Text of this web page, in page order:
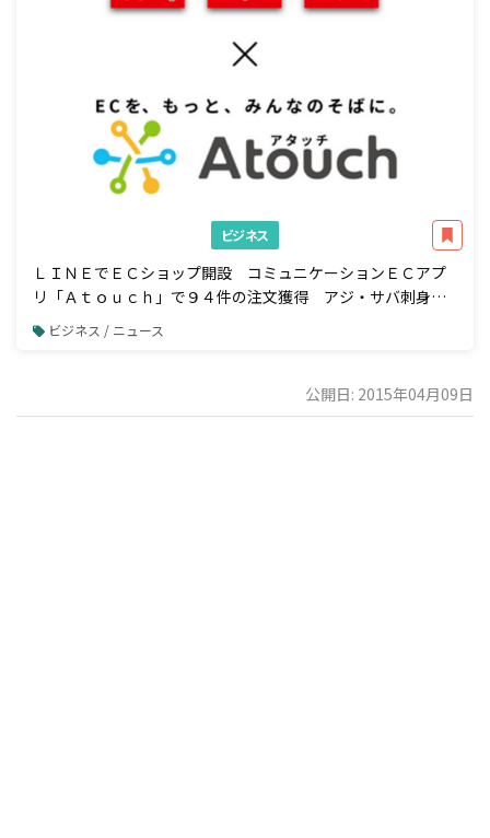
ビジネス
ＬＩＮＥでＥＣショップ開設 コミュニケーションＥＣアプ
リ「Ａｔｏｕｃｈ」で９４件の注文獲得 アジ・サバ刺身の
業務用加工品国内トップシェア 株式会社ジャパンシーフーズ
様の事例公開
ビジネス / ニュース
公開日: 2015年04月09日